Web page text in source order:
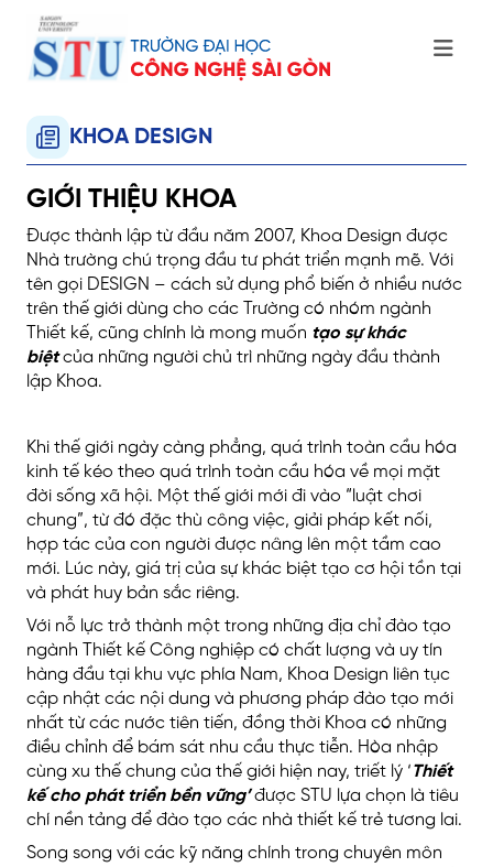
KHOA DESIGN
GIỚI THIỆU KHOA
Được thành lập từ đầu năm 2007, Khoa Design được
Nhà trường chú trọng đầu tư phát triển mạnh mẽ. Với
tên gọi DESIGN – cách sử dụng phổ biến ở nhiều nước
trên thế giới dùng cho các Trường có nhóm ngành
Thiết kế, cũng chính là mong muốn tạo sự khác
biệtcủa những người chủ trì những ngày đầu thành
lập Khoa.
Khi thế giới ngày càng phẳng, quá trình toàn cầu hóa
kinh tế kéo theo quá trình toàn cầu hóa về mọi mặt
đời sống xã hội. Một thế giới mới đi vào “luật chơi
chung”, từ đó đặc thù công việc, giải pháp kết nối,
hợp tác của con người được nâng lên một tầm cao
mới. Lúc này, giá trị của sự khác biệt tạo cơ hội tồn tại
và phát huy bản sắc riêng.
Với nỗ lực trở thành một trong những địa chỉ đào tạo
ngành Thiết kế Công nghiệp có chất lượng và uy tín
hàng đầu tại khu vực phía Nam, Khoa Design liên tục
cập nhật các nội dung và phương pháp đào tạo mới
nhất từ các nước tiên tiến, đồng thời Khoa có những
điều chỉnh để bám sát nhu cầu thực tiễn. Hòa nhập
cùng xu thế chung của thế giới hiện nay, triết lý ‘Thiết
kế cho phát triển bền vững’được STU lựa chọn là tiêu
chí nền tảng để đào tạo các nhà thiết kế trẻ tương lai.
Song song với các kỹ năng chính trong chuyên môn